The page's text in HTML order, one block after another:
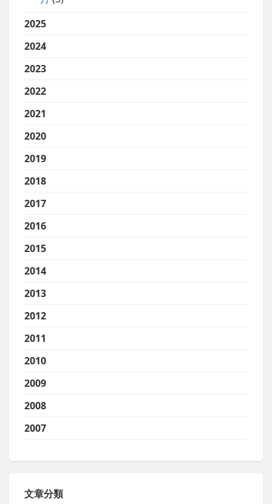
2025
2024
2023
2022
2021
2020
2019
2018
2017
2016
2015
2014
2013
2012
2011
2010
2009
2008
2007
文章分類